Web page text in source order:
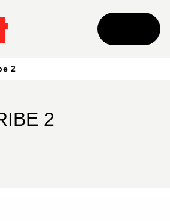
CONTENU
2
2